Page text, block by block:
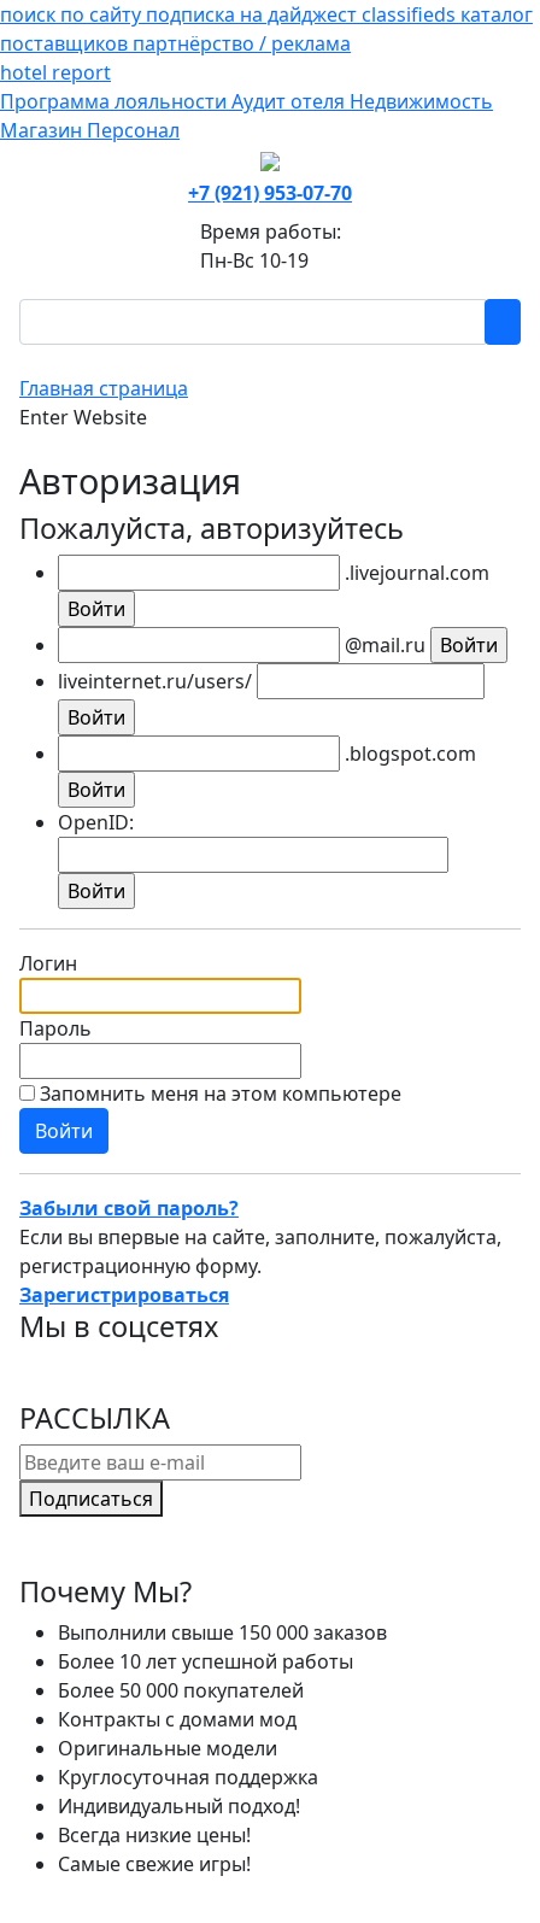
поиск по сайту подписка на дайджестclassifieds каталог
поставщиков партнёрство / реклама
hotel report
Программа лояльности Аудит отеля Недвижимость
Магазин Персонал
+7 (921) 953-07-70
Время работы:
Пн-Вс 10-19
Главная страница
Enter Website
Авторизация
Пожалуйста, авторизуйтесь
.livejournal.com
@mail.ru
liveinternet.ru/users/
.blogspot.com
OpenID:
Логин
Пароль
Запомнить меня на этом компьютере
Забыли свой пароль?
Если вы впервые на сайте, заполните, пожалуйста,
регистрационную форму.
Зарегистрироваться
Мы в соцсетях
РАССЫЛКА
Подписаться
Почему Мы?
Выполнили свыше 150 000 заказов
Более 10 лет успешной работы
Более 50 000 покупателей
Контракты с домами мод
Оригинальные модели
Круглосуточная поддержка
Индивидуальный подход!
Всегда низкие цены!
Самые свежие игры!